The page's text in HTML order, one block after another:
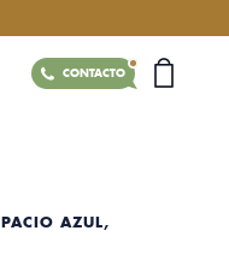
CONTACTO
AZUL,